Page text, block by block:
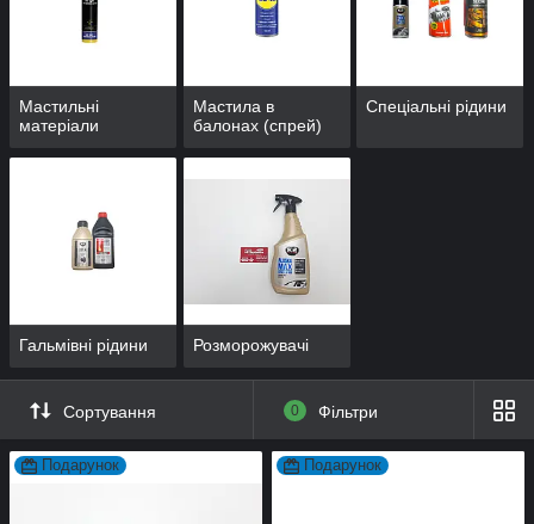
Мастильні
матеріали
Мастила в
балонах (спрей)
Спеціальні рідини
Гальмівні рідини Розморожувачі
Сортування 0 Фільтри
Подарунок Подарунок